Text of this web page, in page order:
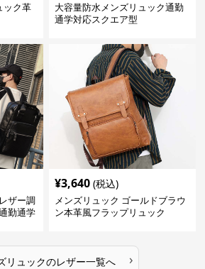
ック革
大容量防水メンズリュック通勤
通学対応スクエア型
ザー調
勤通学
¥3,640 (税込)
メンズリュック ゴールドブラウ
ン本革風フラップリュック
リュックのレザー一覧へ ›